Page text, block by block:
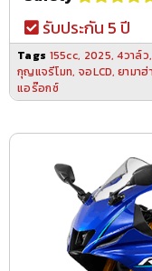
รับประกัน 5 ปี
Tags 155cc, 2025,4วาล์ว,
กุญแจรีโมท,จอLCD,ยามาฮ่า
แอร๊อกซ์